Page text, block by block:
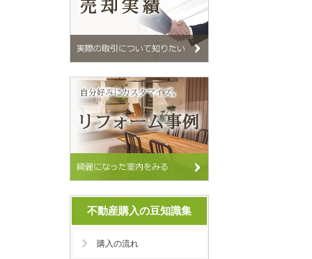
不動産購入の豆知識集
購入の流れ